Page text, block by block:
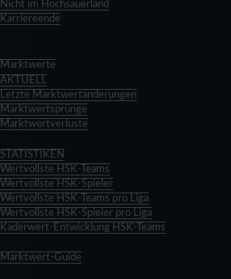
Nicht im Hochsauerland
Karriereende
Marktwerte
AKTUELL
Letzte Marktwertänderungen
Marktwertsprünge
Marktwertverluste
STATISTIKEN
Wertvollste HSK-Teams
Wertvollste HSK-Spieler
Wertvollste HSK-Teams pro Liga
Wertvollste HSK-Spieler pro Liga
Kaderwert-Entwicklung HSK-Teams
Marktwert-Guide